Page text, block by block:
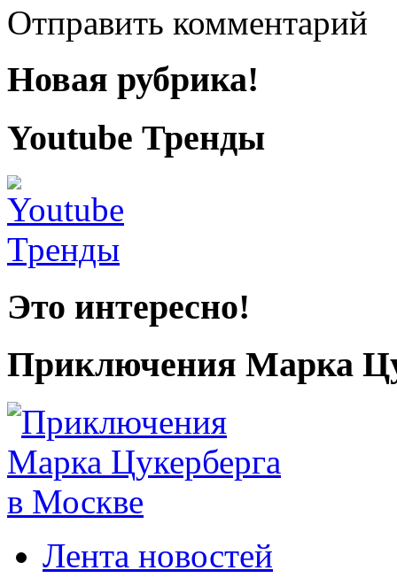
Отправить комментарий
Новая рубрика!
Youtube Тренды
Это интересно!
Приключения Марка
Лента новостей